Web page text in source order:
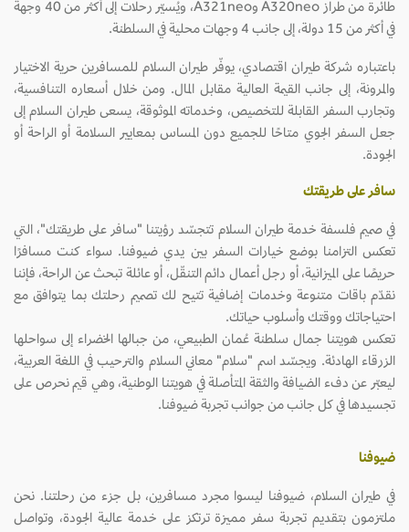
طائرة من طراز A320neo وA321neo، ويُسيّر رحلات إلى أكثر من 40 وجهة
في أكثر من 15 دولة، إلى جانب 4 وجهات محلية في السلطنة.
باعتباره شركة طيران اقتصادي، يوفّر طيران السلام للمسافرين حرية الاختيار
والمرونة، إلى جانب القيمة العالية مقابل المال. ومن خلال أسعاره التنافسية،
وتجارب السفر القابلة للتخصيص، وخدماته الموثوقة، يسعى طيران السلام إلى
جعل السفر الجوي متاحًا للجميع دون المساس بمعايير السلامة أو الراحة أو
الجودة.
سافر على طريقتك
في صميم فلسفة خدمة طيران السلام تتجسّد رؤيتنا "سافر على طريقتك"، التي
تعكس التزامنا بوضع خيارات السفر بين يدي ضيوفنا. سواء كنت مسافرًا
حريصًا على الميزانية، أو رجل أعمال دائم التنقّل، أو عائلة تبحث عن الراحة، فإننا
نقدّم باقات متنوعة وخدمات إضافية تتيح لك تصميم رحلتك بما يتوافق مع
احتياجاتك ووقتك وأسلوب حياتك.
تعكس هويتنا جمال سلطنة عُمان الطبيعي، من جبالها الخضراء إلى سواحلها
الزرقاء الهادئة. ويجسّد اسم "سلام" معاني السلام والترحيب في اللغة العربية،
ليعبّر عن دفء الضيافة والثقة المتأصلة في هويتنا الوطنية، وهي قيم نحرص على
تجسيدها في كل جانب من جوانب تجربة ضيوفنا.
ضيوفنا
في طيران السلام، ضيوفنا ليسوا مجرد مسافرين، بل جزء من رحلتنا. نحن
ملتزمون بتقديم تجربة سفر مميزة ترتكز على خدمة عالية الجودة، وتواصل